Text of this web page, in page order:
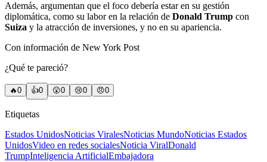
Además, argumentan que el foco debería estar en su gestión
diplomática, como su labor en la relación de Donald Trump con
Suiza y la atracción de inversiones, y no en su apariencia.
Con información de New York Post
¿Qué te pareció?
🔥0 👍0 😲0 😢0 😠0
Etiquetas
Estados UnidosNoticias ViralesNoticias MundoNoticias Estados
UnidosVideo en redes socialesNoticia ViralDonald
TrumpInteligencia ArtificialEmbajadora